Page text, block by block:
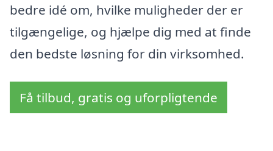
bedre idé om, hvilke muligheder der er
tilgængelige, og hjælpe dig med at finde
den bedste løsning for din virksomhed.
Få tilbud, gratis og uforpligtende